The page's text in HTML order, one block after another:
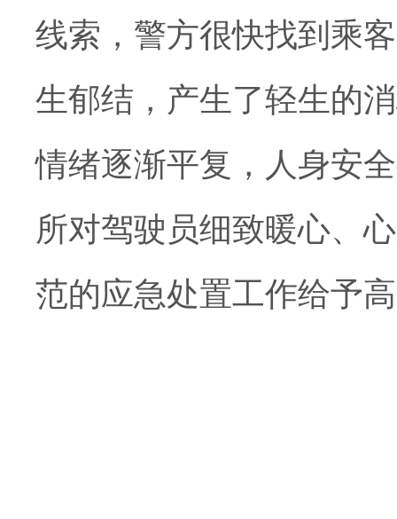
线索，警方很快找到乘
生郁结，产生了轻生的
情绪逐渐平复，人身安
所对驾驶员细致暖心、
范的应急处置工作给予